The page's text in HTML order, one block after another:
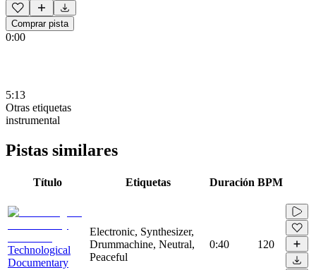
Comprar pista
0:00
5:13
Otras etiquetas
instrumental
Pistas similares
Título Etiquetas Duración BPM
Technological
Documentary
Electronic, Synthesizer,
Drummachine, Neutral,
Peaceful
0:40 120